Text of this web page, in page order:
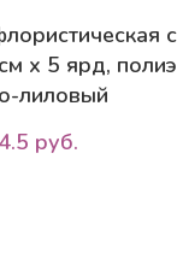
х 5 ярд,
лиловый
руб.